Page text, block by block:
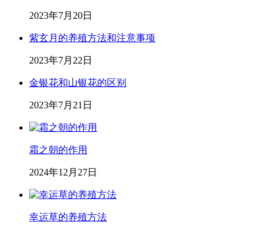
2023年7月20日
紫玄月的养殖方法和注意事项
2023年7月22日
金银花和山银花的区别
2023年7月21日
霜之朝的作用
2024年12月27日
幸运草的养殖方法